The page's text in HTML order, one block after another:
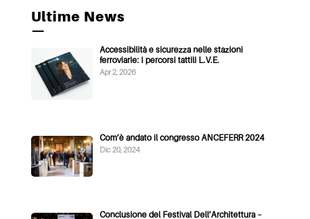
Ultime News
—
Accessibilità e sicurezza nelle stazioni
ferroviarie: i percorsi tattili L.V.E.
Apr 2, 2026
Com’è andato il congresso ANCEFERR 2024
Dic 20, 2024
Conclusione del Festival Dell’Architettura –